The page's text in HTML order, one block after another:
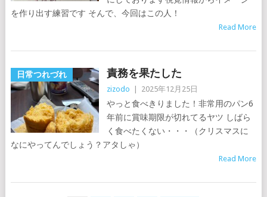
を作り出す練習です そんで、今回はこの人！
Read More
日常つれづれ 責務を果たした
zizodo 2025年12月25日
やっと食べきりました！非常用のパン6
年前に賞味期限が切れてるヤツ しばら
く食べたくない・・・（クリスマスに
なにやってんでしょう？アタしゃ）
Read More